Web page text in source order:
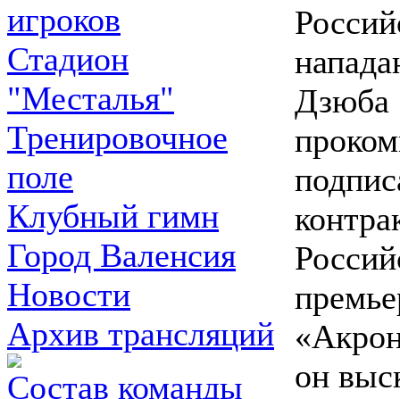
игроков
Стадион
"Месталья"
Тренировочное
поле
Клубный гимн
Город Валенсия
Новости
Архив трансляций
Состав команды
Дзюба
он